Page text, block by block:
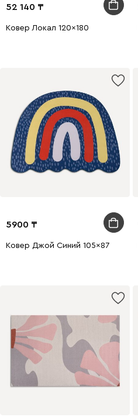
52 140
Ковер Локал 120x180
5900
Ковер Джой Синий 105x87